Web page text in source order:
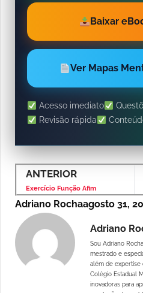
Baixar
Ver Mapas
Acesso imediato
Revisão rápida
ANTERIOR
Exercício Função Afim
Adriano Rochaagosto 31,
Adriano
Sou Adriano
mestrado e
além de expertise
Colégio Estadual
inovadoras para